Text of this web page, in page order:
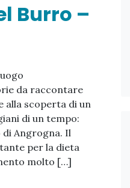
Burro –
da raccontare
alla scoperta di un
di un tempo:
di Angrogna. Il
per la dieta
molto […]